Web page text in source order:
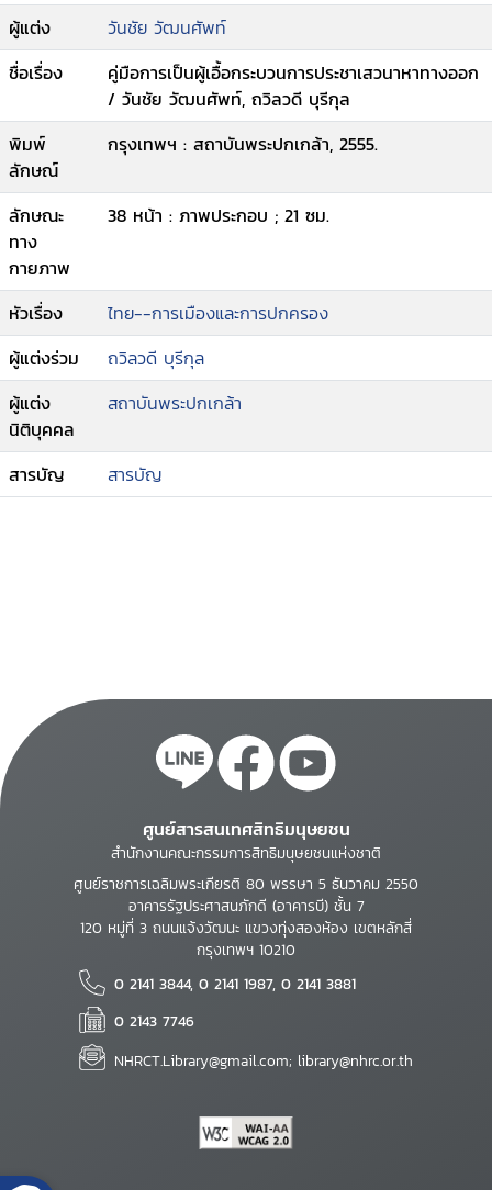
ผู้แต่ง
วันชัย วัฒนศัพท์
ชื่อเรื่อง
คู่มือการเป็นผู้เอื้อกระบวนการประชาเสวนาหาทางออก
/ วันชัย วัฒนศัพท์, ถวิลวดี บุรีกุล
พิมพ์
ลักษณ์
กรุงเทพฯ : สถาบันพระปกเกล้า, 2555.
ลักษณะ
ทาง
กายภาพ
38 หน้า : ภาพประกอบ ; 21 ซม.
หัวเรื่อง
ไทย--การเมืองและการปกครอง
ผู้แต่งร่วม
ถวิลวดี บุรีกุล
ผู้แต่ง
นิติบุคคล
สถาบันพระปกเกล้า
สารบัญ สารบัญ
ศูนย์สารสนเทศสิทธิมนุษยชน
สำนักงานคณะกรรมการสิทธิมนุษยชนแห่งชาติ
ศูนย์ราชการเฉลิมพระเกียรติ 80 พรรษา 5 ธันวาคม 2550
อาคารรัฐประศาสนภักดี (อาคารบี) ชั้น 7
120 หมู่ที่ 3 ถนนแจ้งวัฒนะ แขวงทุ่งสองห้อง เขตหลักสี่
กรุงเทพฯ 10210
0 2141 3844, 0 2141 1987, 0 2141 3881
0 2143 7746
NHRCT.Library@gmail.com; library@nhrc.or.th